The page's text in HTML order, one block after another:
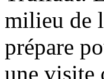
milieu de
prépare
une visite